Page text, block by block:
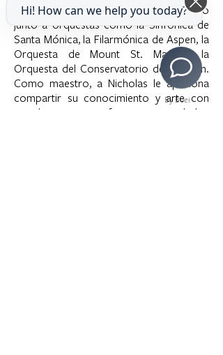
Annenberg Center. También ha tocado
junto a orquestas como la Sinfónica de
Santa Mónica, la Filarmónica de Aspen, la
Orquesta de Mount St. Mary y la
Orquesta del Conservatorio de Colburn.
Como maestro, a Nicholas le apasiona
compartir su conocimiento y arte con
sus alumnos y se esfuerza por ayudarlos
By Boei
Hi! How can we help you today?